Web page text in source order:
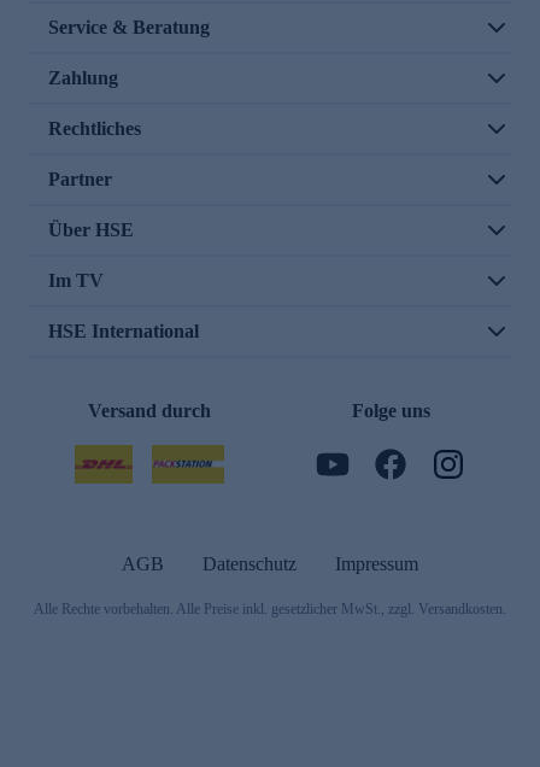
Service & Beratung
Zahlung
Rechtliches
Partner
Über HSE
Im TV
HSE International
Versand durch Folge uns
AGB Datenschutz Impressum
Alle Rechte vorbehalten. Alle Preise inkl. gesetzlicher MwSt., zzgl. Versandkosten.